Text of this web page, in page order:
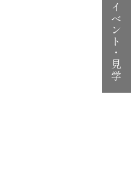
イベント・見学